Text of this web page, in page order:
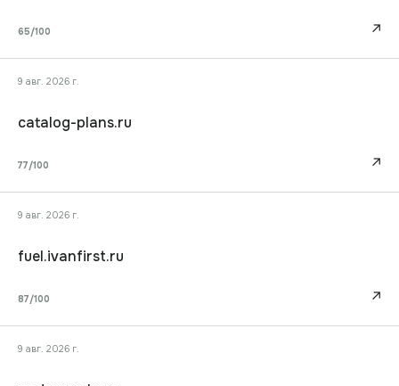
65/100 ↗
9 авг. 2026 г.
catalog-plans.ru
77/100 ↗
9 авг. 2026 г.
fuel.ivanfirst.ru
87/100 ↗
9 авг. 2026 г.